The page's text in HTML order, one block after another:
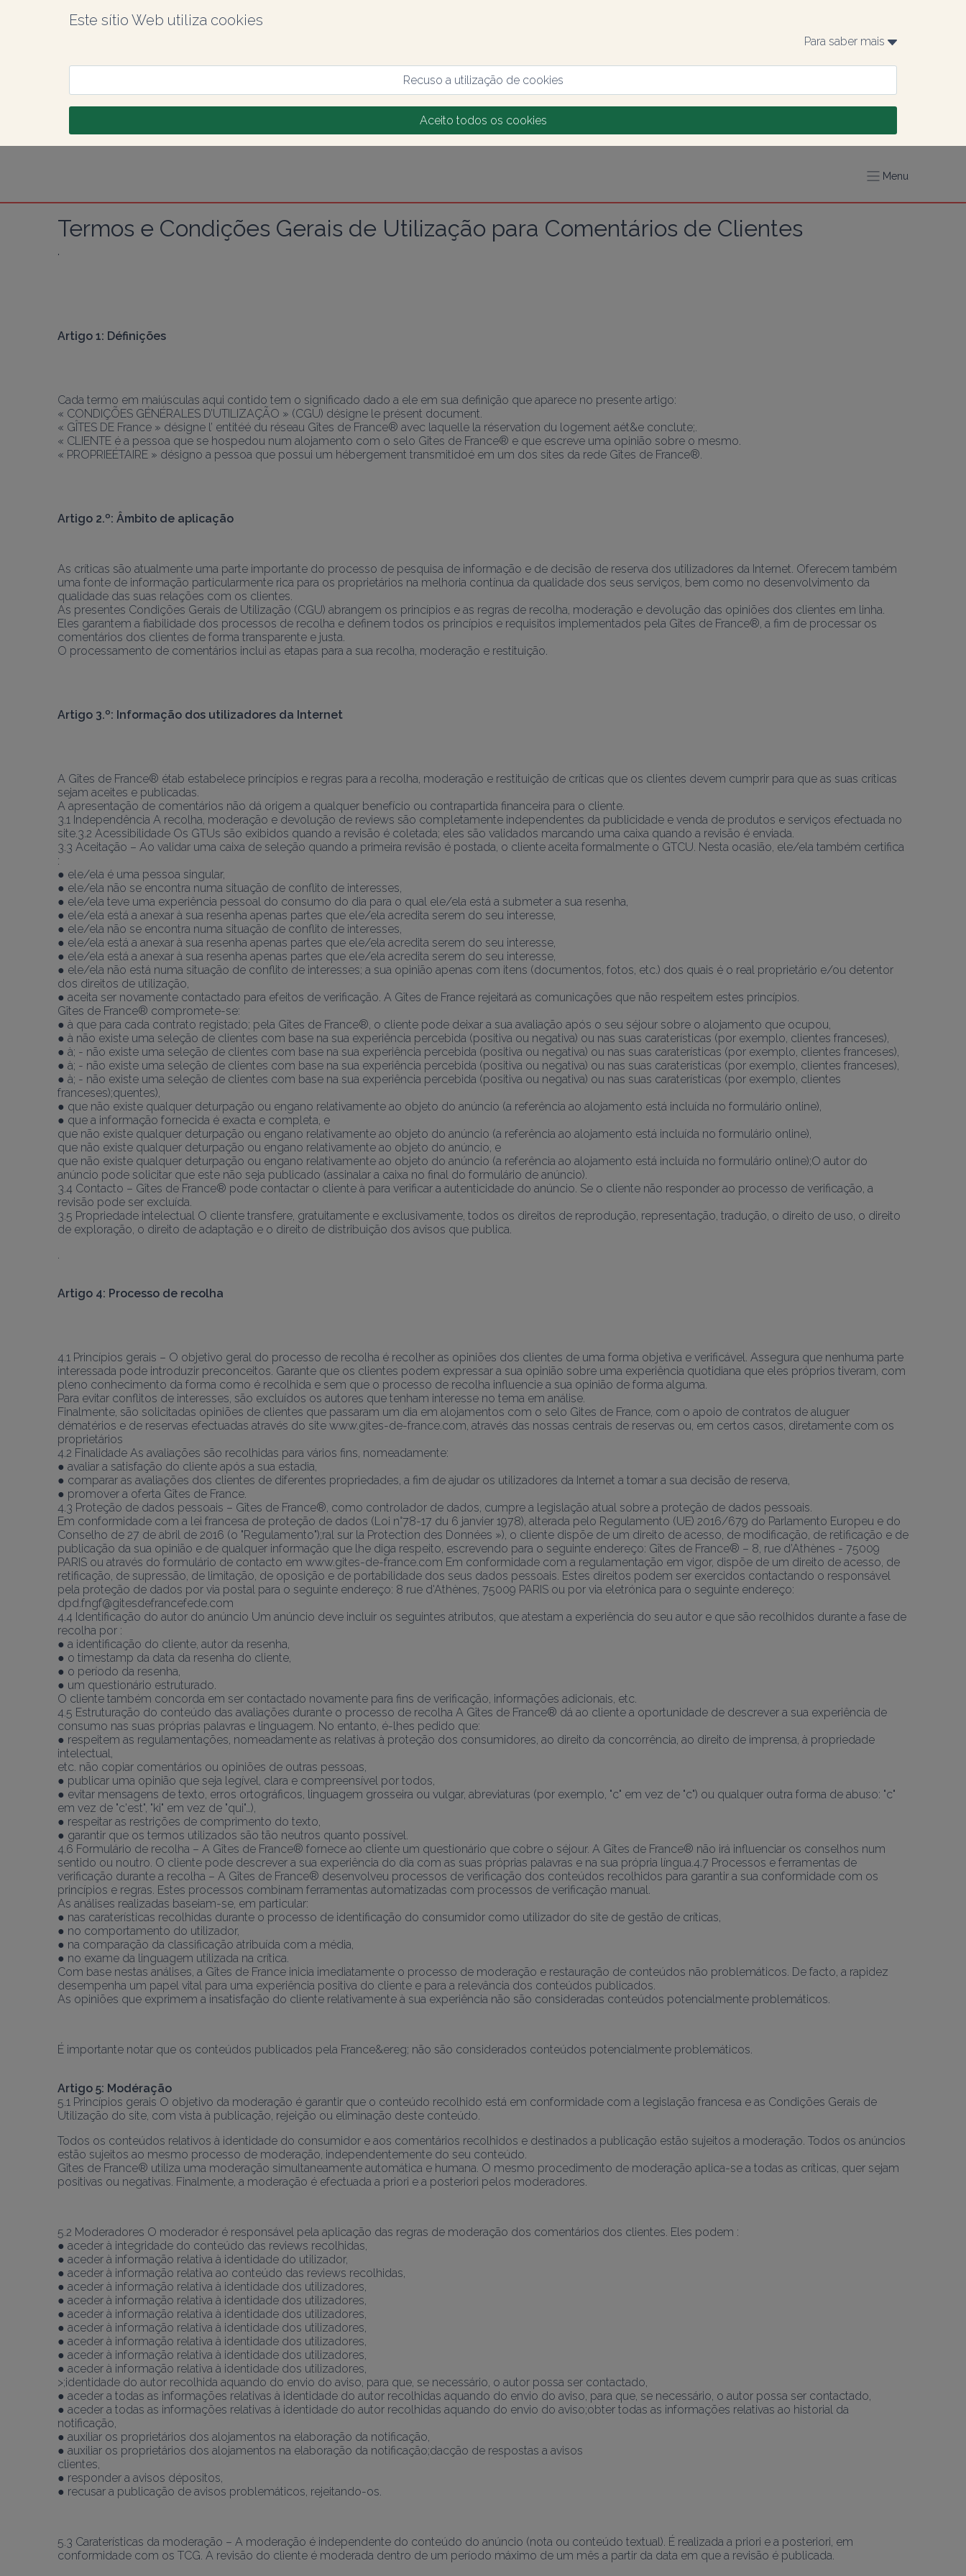
Este sítio Web utiliza cookies
Para saber mais
Recuso a utilização de cookies
Aceito todos os cookies
Menu
Termos e Condições Gerais de Utilização para Comentários de Clientes
.
Artigo 1: Définições
Cada termo em maiúsculas aqui contido tem o significado dado a ele em sua definição que aparece no presente artigo:
« CONDIÇÕES GÉNÉRALES D’UTILIZAÇÃO » (CGU) désigne le présent document.
« GÎTES DE France » désigne l’ entitéé du réseau Gîtes de France® avec laquelle la réservation du logement aét&e conclute;.
« CLIENTE é a pessoa que se hospedou num alojamento com o selo Gîtes de France® e que escreve uma opinião sobre o mesmo.
« PROPRIEÉTAIRE » désigno a pessoa que possui um hébergement transmitidoé em um dos sites da rede Gîtes de France®.
Artigo 2.º: Âmbito de aplicação
As críticas são atualmente uma parte importante do processo de pesquisa de informação e de decisão de reserva dos utilizadores da Internet. Oferecem também
uma fonte de informação particularmente rica para os proprietários na melhoria contínua da qualidade dos seus serviços, bem como no desenvolvimento da
qualidade das suas relações com os clientes.
As presentes Condições Gerais de Utilização (CGU) abrangem os princípios e as regras de recolha, moderação e devolução das opiniões dos clientes em linha.
Eles garantem a fiabilidade dos processos de recolha e definem todos os princípios e requisitos implementados pela Gîtes de France®, a fim de processar os
comentários dos clientes de forma transparente e justa.
O processamento de comentários inclui as etapas para a sua recolha, moderação e restituição.
Artigo 3.º: Informação dos utilizadores da Internet
A Gîtes de France® étab estabelece princípios e regras para a recolha, moderação e restituição de críticas que os clientes devem cumprir para que as suas críticas
sejam aceites e publicadas.
A apresentação de comentários não dá origem a qualquer benefício ou contrapartida financeira para o cliente.
3.1 Independência A recolha, moderação e devolução de reviews são completamente independentes da publicidade e venda de produtos e serviços efectuada no
site.3.2 Acessibilidade Os GTUs são exibidos quando a revisão é coletada; eles são validados marcando uma caixa quando a revisão é enviada.
3.3 Aceitação – Ao validar uma caixa de seleção quando a primeira revisão é postada, o cliente aceita formalmente o GTCU. Nesta ocasião, ele/ela também certifica
:
● ele/ela é uma pessoa singular,
● ele/ela não se encontra numa situação de conflito de interesses,
● ele/ela teve uma experiência pessoal do consumo do dia para o qual ele/ela está a submeter a sua resenha,
● ele/ela está a anexar à sua resenha apenas partes que ele/ela acredita serem do seu interesse,
● ele/ela não se encontra numa situação de conflito de interesses,
● ele/ela está a anexar à sua resenha apenas partes que ele/ela acredita serem do seu interesse,
● ele/ela está a anexar à sua resenha apenas partes que ele/ela acredita serem do seu interesse,
● ele/ela não está numa situação de conflito de interesses; a sua opinião apenas com itens (documentos, fotos, etc.) dos quais é o real proprietário e/ou detentor
dos direitos de utilização,
● aceita ser novamente contactado para efeitos de verificação. A Gîtes de France rejeitará as comunicações que não respeitem estes princípios.
Gîtes de France® compromete-se:
● à que para cada contrato registado; pela Gîtes de France®, o cliente pode deixar a sua avaliação após o seu séjour sobre o alojamento que ocupou,
● à não existe uma seleção de clientes com base na sua experiência percebida (positiva ou negativa) ou nas suas caraterísticas (por exemplo, clientes franceses),
● à; - não existe uma seleção de clientes com base na sua experiência percebida (positiva ou negativa) ou nas suas caraterísticas (por exemplo, clientes franceses),
● à; - não existe uma seleção de clientes com base na sua experiência percebida (positiva ou negativa) ou nas suas caraterísticas (por exemplo, clientes franceses),
● à; - não existe uma seleção de clientes com base na sua experiência percebida (positiva ou negativa) ou nas suas caraterísticas (por exemplo, clientes
franceses);quentes),
● que não existe qualquer deturpação ou engano relativamente ao objeto do anúncio (a referência ao alojamento está incluída no formulário online),
● que a informação fornecida é exacta e completa, e
que não existe qualquer deturpação ou engano relativamente ao objeto do anúncio (a referência ao alojamento está incluída no formulário online),
que não existe qualquer deturpação ou engano relativamente ao objeto do anúncio, e
que não existe qualquer deturpação ou engano relativamente ao objeto do anúncio (a referência ao alojamento está incluída no formulário online);O autor do
anúncio pode solicitar que este não seja publicado (assinalar a caixa no final do formulário de anúncio).
3.4 Contacto – Gîtes de France® pode contactar o cliente à para verificar a autenticidade do anúncio. Se o cliente não responder ao processo de verificação, a
revisão pode ser excluída.
3.5 Propriedade intelectual O cliente transfere, gratuitamente e exclusivamente, todos os direitos de reprodução, representação, tradução, o direito de uso, o direito
de exploração, o direito de adaptação e o direito de distribuição dos avisos que publica.
Artigo 4: Processo de recolha
4.1 Princípios gerais – O objetivo geral do processo de recolha é recolher as opiniões dos clientes de uma forma objetiva e verificável. Assegura que nenhuma parte
interessada pode introduzir preconceitos. Garante que os clientes podem expressar a sua opinião sobre uma experiência quotidiana que eles próprios tiveram, com
pleno conhecimento da forma como é recolhida e sem que o processo de recolha influencie a sua opinião de forma alguma.
Para evitar conflitos de interesses, são excluídos os autores que tenham interesse no tema em análise.
Finalmente, são solicitadas opiniões de clientes que passaram um dia em alojamentos com o selo Gites de France, com o apoio de contratos de aluguer
dématérios e de reservas efectuadas através do site www.gites-de-france.com, através das nossas centrais de reservas ou, em certos casos, diretamente com os
proprietários
4.2 Finalidade As avaliações são recolhidas para vários fins, nomeadamente:
● avaliar a satisfação do cliente após a sua estadia,
● comparar as avaliações dos clientes de diferentes propriedades, a fim de ajudar os utilizadores da Internet a tomar a sua decisão de reserva,
● promover a oferta Gîtes de France.
4.3 Proteção de dados pessoais – Gîtes de France®, como controlador de dados, cumpre a legislação atual sobre a proteção de dados pessoais.
Em conformidade com a lei francesa de proteção de dados (Loi n°78-17 du 6 janvier 1978), alterada pelo Regulamento (UE) 2016/679 do Parlamento Europeu e do
Conselho de 27 de abril de 2016 (o "Regulamento");ral sur la Protection des Données »), o cliente dispõe de um direito de acesso, de modificação, de retificação e de
publicação da sua opinião e de qualquer informação que lhe diga respeito, escrevendo para o seguinte endereço: Gîtes de France® – 8, rue d’Athènes - 75009
PARIS ou através do formulário de contacto em www.gites-de-france.com Em conformidade com a regulamentação em vigor, dispõe de um direito de acesso, de
retificação, de supressão, de limitação, de oposição e de portabilidade dos seus dados pessoais. Estes direitos podem ser exercidos contactando o responsável
pela proteção de dados por via postal para o seguinte endereço: 8 rue d'Athènes, 75009 PARIS ou por via eletrónica para o seguinte endereço:
dpd.fngf@gitesdefrancefede.com
4.4 Identificação do autor do anúncio Um anúncio deve incluir os seguintes atributos, que atestam a experiência do seu autor e que são recolhidos durante a fase de
recolha por :
● a identificação do cliente, autor da resenha,
● o timestamp da data da resenha do cliente,
● o período da resenha,
● um questionário estruturado.
O cliente também concorda em ser contactado novamente para fins de verificação, informações adicionais, etc.
4.5 Estruturação do conteúdo das avaliações durante o processo de recolha A Gîtes de France® dá ao cliente a oportunidade de descrever a sua experiência de
consumo nas suas próprias palavras e linguagem. No entanto, é-lhes pedido que:
● respeitem as regulamentações, nomeadamente as relativas à proteção dos consumidores, ao direito da concorrência, ao direito de imprensa, à propriedade
intelectual,
etc. não copiar comentários ou opiniões de outras pessoas,
● publicar uma opinião que seja legível, clara e compreensível por todos,
● evitar mensagens de texto, erros ortográficos, linguagem grosseira ou vulgar, abreviaturas (por exemplo, "c" em vez de "c") ou qualquer outra forma de abuso: "c"
em vez de "c'est", "ki" em vez de "qui"…),
● respeitar as restrições de comprimento do texto,
● garantir que os termos utilizados são tão neutros quanto possível.
4.6 Formulário de recolha – A Gîtes de France® fornece ao cliente um questionário que cobre o séjour. A Gîtes de France® não irá influenciar os conselhos num
sentido ou noutro. O cliente pode descrever a sua experiência do dia com as suas próprias palavras e na sua própria língua.4.7 Processos e ferramentas de
verificação durante a recolha – A Gîtes de France® desenvolveu processos de verificação dos conteúdos recolhidos para garantir a sua conformidade com os
princípios e regras. Estes processos combinam ferramentas automatizadas com processos de verificação manual.
As análises realizadas baseiam-se, em particular:
● nas caraterísticas recolhidas durante o processo de identificação do consumidor como utilizador do site de gestão de críticas,
● no comportamento do utilizador,
● na comparação da classificação atribuída com a média,
● no exame da linguagem utilizada na crítica.
Com base nestas análises, a Gîtes de France inicia imediatamente o processo de moderação e restauração de conteúdos não problemáticos. De facto, a rapidez
desempenha um papel vital para uma experiência positiva do cliente e para a relevância dos conteúdos publicados.
As opiniões que exprimem a insatisfação do cliente relativamente à sua experiência não são consideradas conteúdos potencialmente problemáticos.
Artigo 5: Modéração
5.1 Princípios gerais O objetivo da moderação é garantir que o conteúdo recolhido está em conformidade com a legislação francesa e as Condições Gerais de
Utilização do site, com vista à publicação, rejeição ou eliminação deste conteúdo.
Todos os conteúdos relativos à identidade do consumidor e aos comentários recolhidos e destinados a publicação estão sujeitos a moderação. Todos os anúncios
estão sujeitos ao mesmo processo de moderação, independentemente do seu conteúdo.
Gîtes de France® utiliza uma moderação simultaneamente automática e humana. O mesmo procedimento de moderação aplica-se a todas as críticas, quer sejam
positivas ou negativas. Finalmente, a moderação é efectuada a priori e a posteriori pelos moderadores.
5.2 Moderadores O moderador é responsável pela aplicação das regras de moderação dos comentários dos clientes. Eles podem :
● aceder à integridade do conteúdo das reviews recolhidas,
● aceder à informação relativa à identidade do utilizador,
● aceder à informação relativa ao conteúdo das reviews recolhidas,
● aceder à informação relativa à identidade dos utilizadores,
● aceder à informação relativa à identidade dos utilizadores,
● aceder à informação relativa à identidade dos utilizadores,
● aceder à informação relativa à identidade dos utilizadores,
● aceder à informação relativa à identidade dos utilizadores,
● aceder à informação relativa à identidade dos utilizadores,
● aceder à informação relativa à identidade dos utilizadores,
>;identidade do autor recolhida aquando do envio do aviso, para que, se necessário, o autor possa ser contactado,
● aceder a todas as informações relativas à identidade do autor recolhidas aquando do envio do aviso, para que, se necessário, o autor possa ser contactado,
● aceder a todas as informações relativas à identidade do autor recolhidas aquando do envio do aviso;obter todas as informações relativas ao historial da
notificação,
● auxiliar os proprietários dos alojamentos na elaboração da notificação,
● auxiliar os proprietários dos alojamentos na elaboração da notificação;dacção de respostas a avisos
clientes,
● responder a avisos dépositos,
● recusar a publicação de avisos problemáticos, rejeitando-os.
5.3 Caraterísticas da moderação – A moderação é independente do conteúdo do anúncio (nota ou conteúdo textual). É realizada a priori e a posteriori, em
conformidade com os TCG. A revisão do cliente é moderada dentro de um período máximo de um mês a partir da data em que a revisão é publicada.